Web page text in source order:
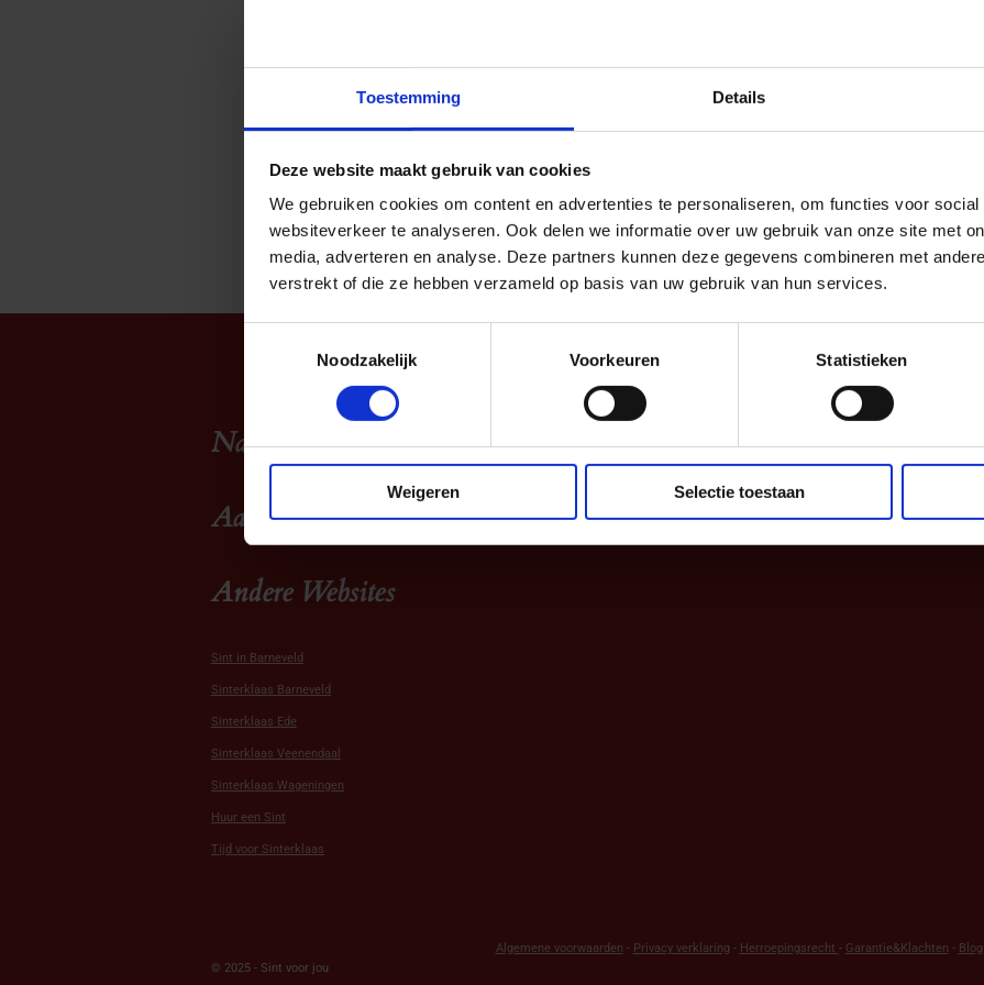
Toestemming Details
Deze website maakt gebruik van cookies
We gebruiken cookies om content en advertenties te personaliseren, om functies voor
websiteverkeer te analyseren. Ook delen we informatie over uw gebruik van onze site met
media, adverteren en analyse. Deze partners kunnen deze gegevens combineren met
verstrekt of die ze hebben verzameld op basis van uw gebruik van hun services.
Noodzakelijk
Voorkeuren Statistieken
Weigeren Selectie toestaan
luxe handschoenen ziet hij
100% katoen
D
e
l
e
n
D
e
e
l
S
h
a
r
Navigatie
Aanbod
Andere Websites
Sint in Barneveld
Sinterklaas Barneveld
Sinterklaas Ede
Sinterklaas Veenendaal
Sinterklaas Wageningen
Huur een Sint
Tijd voor Sinterklaas
Algemene voorwaarden - Privacy verklaring - Herroepingsrecht - Garantie&Klachten - Blog
© 2025 - Sint voor jou